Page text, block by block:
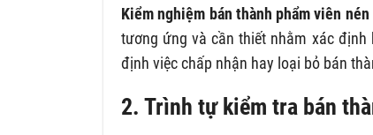
Kiểm nghiệm bán thành phẩm viên nén
tương ứng và cần thiết nhằm xác
định việc chấp nhận hay loại bỏ bán
2. Trình tự kiểm tra bán